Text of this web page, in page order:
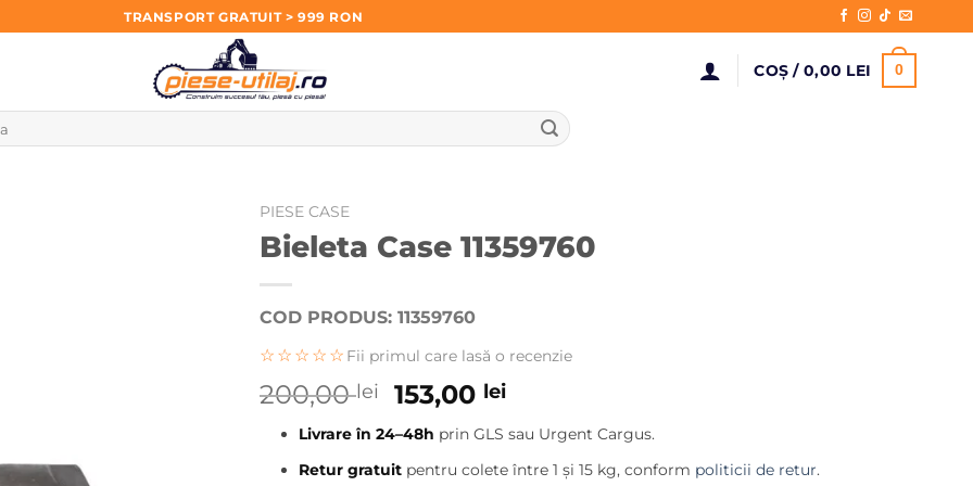
TRANSPORT GRATUIT > 999 RON
COȘ / 0,00 LEI 0
PIESE CASE
Bieleta Case 11359760
COD PRODUS: 11359760
☆☆☆☆☆ Fii primul care lasă o recenzie
200,00lei
Prețul
a
fost:
153,00 leiPrețul
este:
153,00 lei.
Livrare în 24–48h prin GLS sau Urgent Cargus.
Retur gratuit pentru colete între 1 și 15 kg, conform politicii de retur.